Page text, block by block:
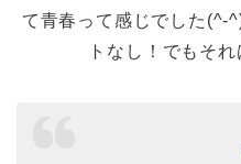
て青春って感じでした(^-
トなし！でもそ